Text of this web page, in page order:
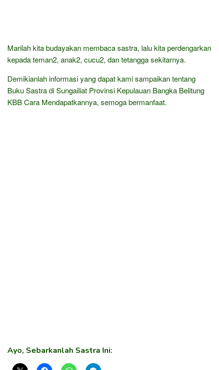
Marilah kita budayakan membaca sastra, lalu kita perdengarkan
kepada teman2, anak2, cucu2, dan tetangga sekitarnya.
Demikianlah informasi yang dapat kami sampaikan tentang
Buku Sastra di Sungailiat Provinsi Kepulauan Bangka Belitung
KBB Cara Mendapatkannya, semoga bermanfaat.
Ayo, Sebarkanlah Sastra Ini: